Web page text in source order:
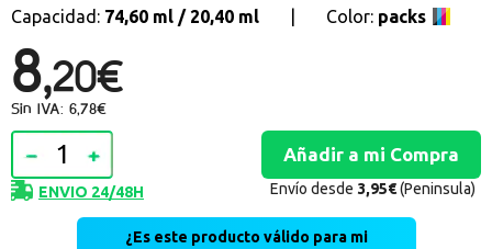
Capacidad: 74,60 ml / 20,40 ml Color: packs
8,20€
Sin IVA: 6,78€
ENVIO 24/48H Envío desde 3,95€(Peninsula)
¿Es este producto válido para mi